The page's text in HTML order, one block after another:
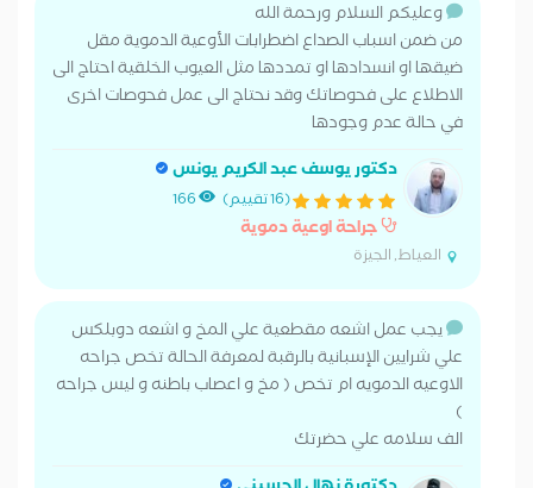
وعليكم السلام ورحمة الله
من ضمن اسباب الصداع اضطرابات الأوعية الدموية مقل
ضيقها او انسدادها او تمددها مثل العيوب الخلقية احتاج الى
الاطلاع على فحوصاتك وقد نحتاج الى عمل فحوصات اخرى
في حالة عدم وجودها
دكتور يوسف عبد الكريم يونس
(16 تقييم) 166
جراحة اوعية دموية
العياط, الجيزة
يجب عمل اشعه مقطعية علي المخ و اشعه دوبلكس
علي شرايين الإسبانية بالرقبة لمعرفة الحالة تخص جراحه
الاوعيه الدمويه ام تخص ( مخ و اعصاب باطنه و ليس جراحه
)
الف سلامه علي حضرتك